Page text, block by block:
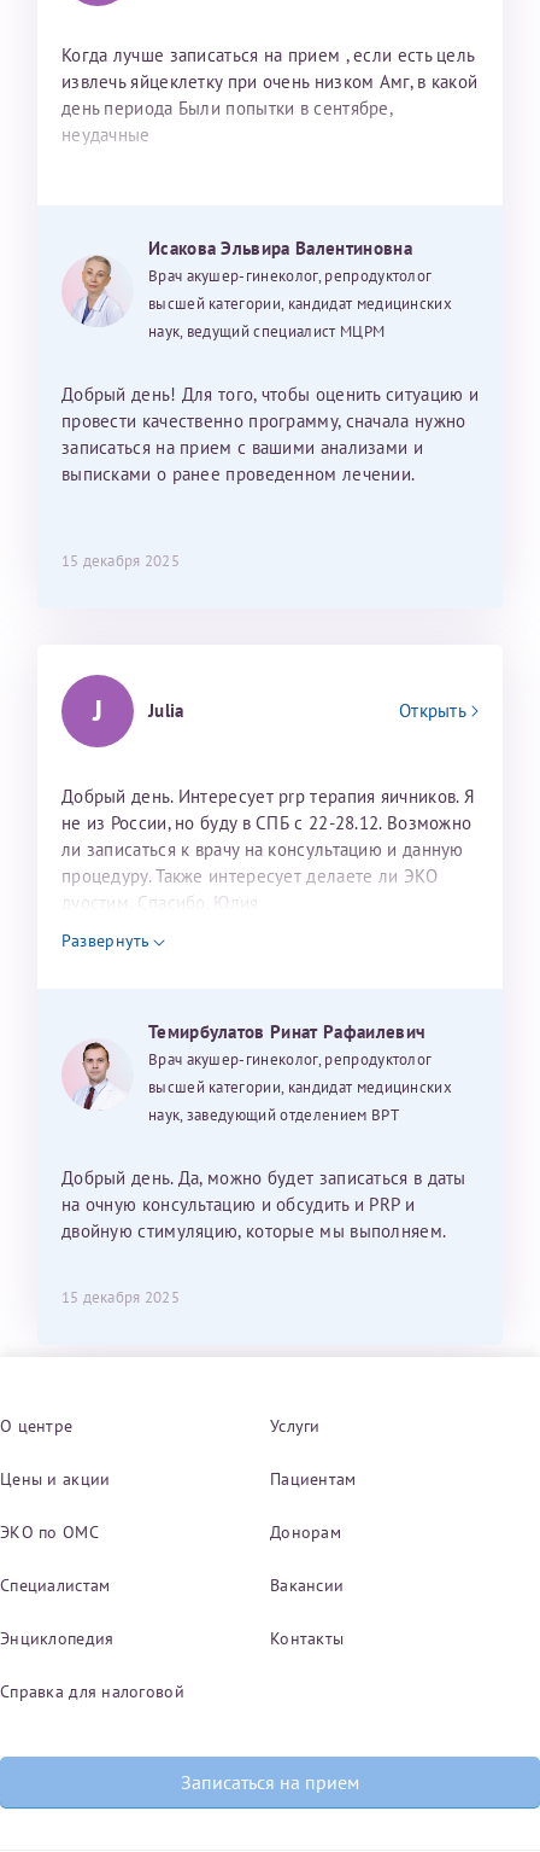
Когда лучше записаться на прием , если есть цель
извлечь яйцеклетку при очень низком Амг, в какой
день периода Были попытки в сентябре,
неудачные
Исакова Эльвира Валентиновна
Врач акушер-гинеколог, репродуктолог
высшей категории, кандидат медицинских
наук, ведущий специалист МЦРМ
Добрый день! Для того, чтобы оценить ситуацию и
провести качественно программу, сначала нужно
записаться на прием с вашими анализами и
выписками о ранее проведенном лечении.
15 декабря 2025
J Julia Открыть
Добрый день. Интересует prp терапия яичников. Я
не из России, но буду в СПБ с 22-28.12. Возможно
ли записаться к врачу на консультацию и данную
процедуру. Также интересует делаете ли ЭКО
дуостим. Спасибо. Юлия
Развернуть
Темирбулатов Ринат Рафаилевич
Врач акушер-гинеколог, репродуктолог
высшей категории, кандидат медицинских
наук, заведующий отделением ВРТ
Добрый день. Да, можно будет записаться в даты
на очную консультацию и обсудить и PRP и
двойную стимуляцию, которые мы выполняем.
15 декабря 2025
О центре Услуги
Цены и акции Пациентам
ЭКО по ОМС Донорам
Специалистам Вакансии
Энциклопедия Контакты
Справка для налоговой
Записаться на прием